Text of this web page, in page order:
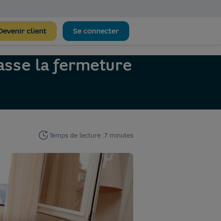
client Se connecter
la fermeture
Temps de lecture :7 minutes